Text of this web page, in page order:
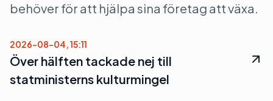
behöver för att hjälpa sina företag att växa.
2026-08-04, 15:11
Över hälften tackade nej till
statministerns kulturmingel